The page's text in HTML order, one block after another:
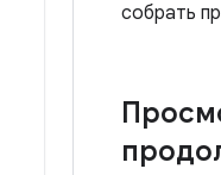
собрать